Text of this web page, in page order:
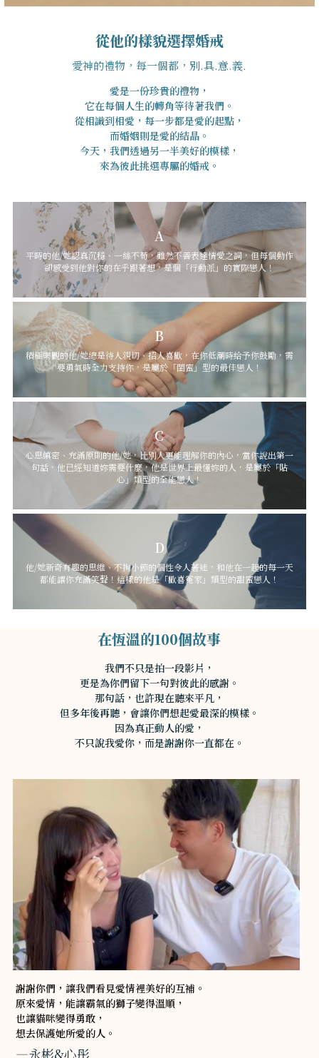
從他的樣貌選擇婚戒
愛神的禮物，每一個都，別.具.意.義.
愛是一份珍貴的禮物，
它在每個人生的轉角等待著我們。
從相識到相愛，每一步都是愛的起點，
而婚姻則是愛的結晶。
今天，我們透過另一半美好的模樣，
來為彼此挑選專屬的婚戒。
A
平時的他/她認真沉穩、一絲不苟，雖然不善表達情愛之詞，但每個動作
卻感受到他對你的在乎跟著想，是個「行動派」的實際戀人！
B
積極樂觀的他/她總是待人親切、招人喜歡，在你低潮時給予你鼓勵，需
要勇氣時全力支持你，是屬於「閨蜜」型的最佳戀人！
C
心思縝密、充滿原則的他/她，比別人更能理解你的內心，當你說出第一
句話，他已經知道妳需要什麼，他是世界上最懂妳的人，是屬於「貼
心」類型的全能戀人！
D
他/她新奇有趣的思維、不拘小節的個性令人著迷，和他在一起的每一天
都能讓你充滿笑聲！這樣的他是「歡喜冤家」類型的甜蜜戀人！
在恆溫的100個故事
我們不只是拍一段影片，
更是為你們留下一句對彼此的感謝。
那句話，也許現在聽來平凡，
但多年後再聽，會讓你們想起愛最深的模樣。
因為真正動人的愛，
不只說我愛你，而是謝謝你一直都在。
謝謝你們，讓我們看見愛情裡美好的互補。
原來愛情，能讓霸氣的獅子變得溫順，
也讓貓咪變得勇敢，
想去保護她所愛的人。
—永彬&心彤